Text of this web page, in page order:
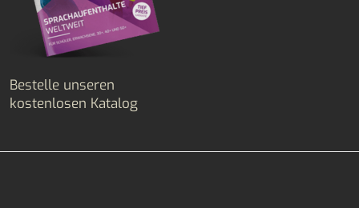
Bestelle unseren
kostenlosen Katalog